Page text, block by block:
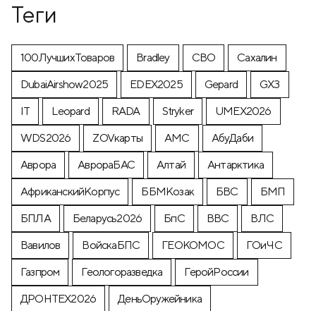
Теги
100ЛучшихТоваров Bradley CВО
Cахалин
DubaiAirshow2025
EDEX2025 Gepard
GX3
IT
Leopard RADA Stryker
UMEX2026
WDS2026
ZOVкарты АМС
АбуДаби
Аврора
АврораБАС Алтай
Антарктика
АфриканскийКорпус
ББМКозак БВС
БМП
БПЛА
Беларусь2026 БпС ВВС
ВЛС
Вавилов
ВойскаБПС ГЕОКОМОС
ГОиЧС
Газпром
Геологоразведка
ГеройРоссии
ДРОНТЕХ2026
ДеньОружейника